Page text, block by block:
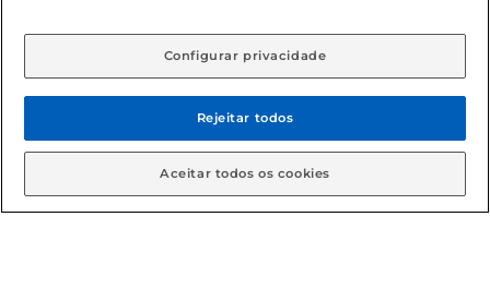
aviso prévio. O valor mínimo para as compras on-line é de
© 2026 Copyright. Todos os direitos
reservados Gbarbosa.
Configurar privacidade
Rejeitar todos
Aceitar todos os cookies